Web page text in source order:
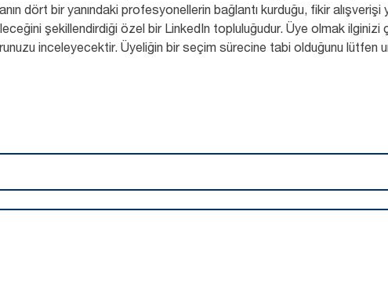
dört bir yanındaki profesyonellerin bağlantı kurduğu, fikir alışverişi
şekillendirdiği özel bir LinkedIn topluluğudur. Üye olmak ilginizi
inceleyecektir. Üyeliğin bir seçim sürecine tabi olduğunu lütfen